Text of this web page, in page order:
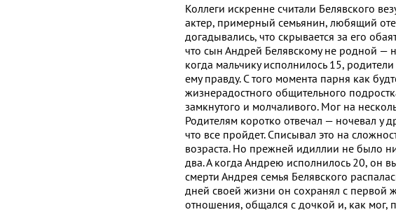
Коллеги искренне считали Белявского
актер, примерный семьянин, любящий
догадывались, что скрывается за его
что сын Андрей Белявскому не родной —
когда мальчику исполнилось 15,
ему правду. С того момента парня как
жизнерадостного общительного
замкнутого и молчаливого. Мог на
Родителям коротко отвечал — ночевал у
что все пройдет. Списывал это на
возраста. Но прежней идиллии не было
два. А когда Андрею исполнилось 20, он
смерти Андрея семья Белявского
дней своей жизни он сохранял с первой
отношения, общался с дочкой и, как мог,